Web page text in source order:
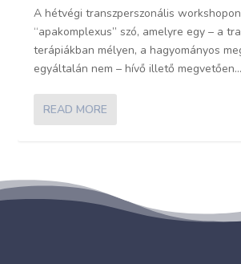
A hétvégi transzperszonális
“apakomplexus” szó, amelyre egy – a
terápiákban mélyen, a hagyományos
egyáltalán nem – hívő illető megvetően...
READ MORE